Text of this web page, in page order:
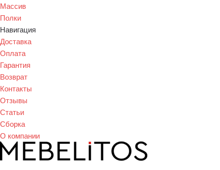
Массив
Полки
Навигация
Доставка
Оплата
Гарантия
Возврат
Контакты
Отзывы
Статьи
Сборка
О компании